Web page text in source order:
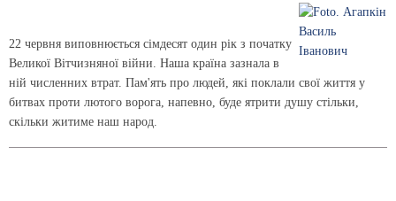
22 червня виповнюється сімдесят один рік з початку
Великої Вітчизняної війни. Наша країна зазнала в
ній численних втрат. Пам'ять про людей, які поклали свої життя у
битвах проти лютого ворога, напевно, буде ятрити душу стільки,
скільки житиме наш народ.